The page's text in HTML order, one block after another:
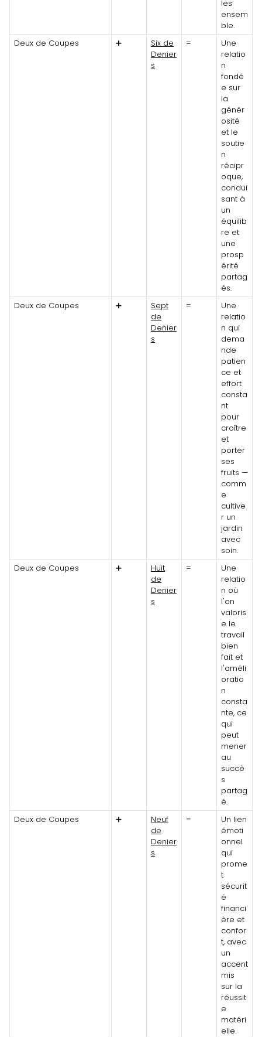
les
ensem
ble.
Deux de Coupes
➕
Six de
Denier
s
=
Une
relatio
n
fondé
e sur
la
génér
osité
et le
soutie
n
récipr
oque,
condui
sant à
un
équilib
re et
une
prosp
érité
partag
és.
Deux de Coupes
➕
Sept
de
Denier
s
=
Une
relatio
n qui
dema
nde
patien
ce et
effort
consta
nt
pour
croître
et
porter
ses
fruits —
comm
e
cultive
r un
jardin
avec
soin.
Deux de Coupes
➕
Huit
de
Denier
s
=
Une
relatio
n où
l'on
valoris
e le
travail
bien
fait et
l'améli
oratio
n
consta
nte, ce
qui
peut
mener
au
succè
s
partag
é.
Deux de Coupes
➕
Neuf
de
Denier
s
=
Un lien
émoti
onnel
qui
prome
t
sécurit
é
financi
ère et
confor
t, avec
un
accent
mis
sur la
réussit
e
matéri
elle.